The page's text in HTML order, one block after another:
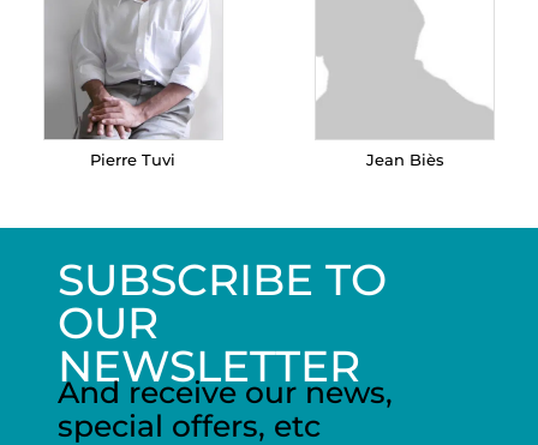
Pierre Tuvi Jean Biès
SUBSCRIBE TO
OUR
NEWSLETTER
And receive our news,
special offers, etc